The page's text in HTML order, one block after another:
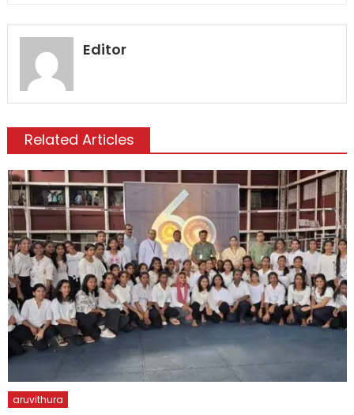
Editor
Related Articles
aruvithura